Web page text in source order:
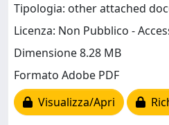
Tipologia: other attached
Licenza: Non Pubblico -
Dimensione 8.28 MB
Formato Adobe PDF
Visualizza/Apri